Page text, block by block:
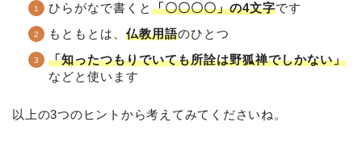
ひらがなで書くと 「〇〇〇〇」の4文字です
もともとは、 仏教用語のひとつ
「知ったつもりでいても所詮は野狐禅でしかない」
などと使います
以上の3つのヒントから考えてみてくださいね。